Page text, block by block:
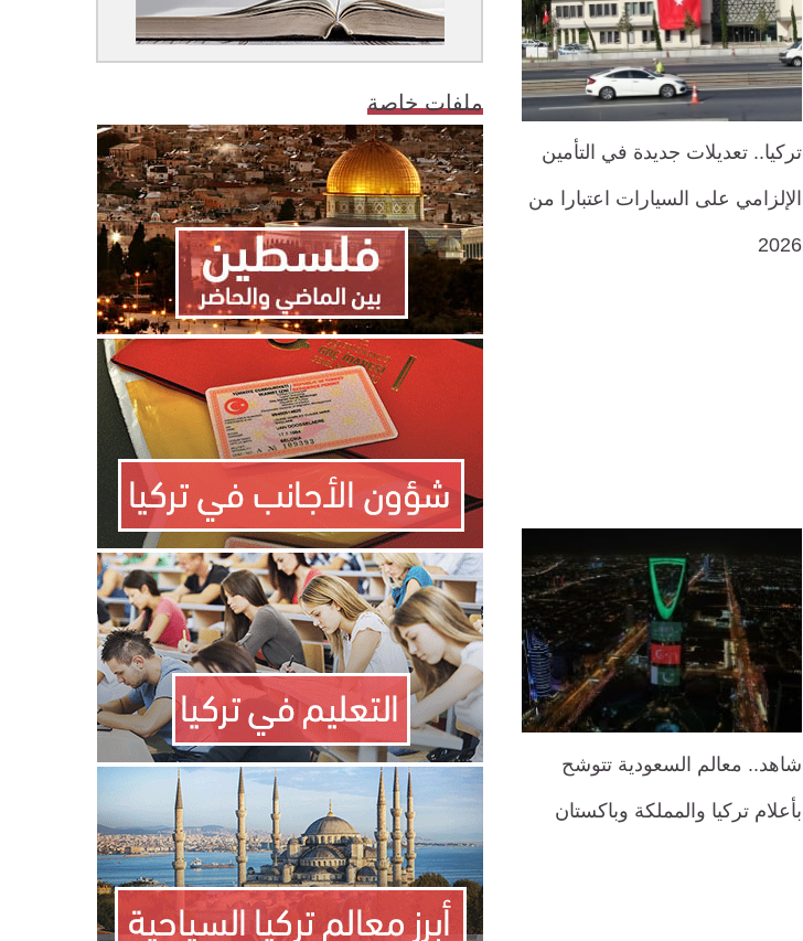
تركيا.. تعديلات جديدة في التأمين
الإلزامي على السيارات اعتبارا من
2026
شاهد.. معالم السعودية تتوشح
بأعلام تركيا والمملكة وباكستان
ملفات خاصة